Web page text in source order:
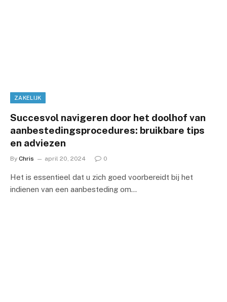
ZAKELIJK
Succesvol navigeren door het doolhof van
aanbestedingsprocedures: bruikbare tips
en adviezen
By Chris april 20, 2024 0
Het is essentieel dat u zich goed voorbereidt bij het
indienen van een aanbesteding om…